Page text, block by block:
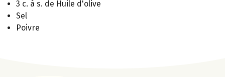
3 c. à s. de Huile d'olive
Sel
Poivre